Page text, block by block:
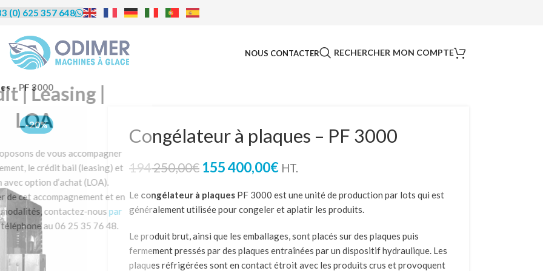
| Leasing |
LOA
proposons de vous accompagner
le crédit bail (leasing) et
avec option d’achat (LOA).
de cet accompagnement et en
les modalités, contactez-nouspar
par téléphone au 06 25 35 76 48.
(0) 625 357 648
NOUS CONTACTER RECHERCHER MON COMPTE
– PF 3000
-20% Congélateur à plaques – PF 3000
194 250,00€ 155 400,00€ HT.
Le congélateur à plaquesPF 3000 est une unité de production par lots qui est
généralement utilisée pour congeler et aplatir les produits.
Le produit brut, ainsi que les emballages, sont placés sur des plaques puis
fermement pressés par des plaques entraînées par un dispositif hydraulique. Les
plaques réfrigérées sont en contact étroit avec les produits crus et provoquent